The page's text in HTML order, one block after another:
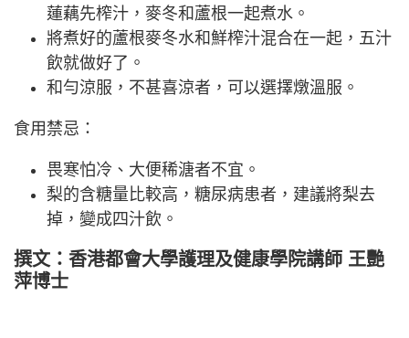
蓮藕先榨汁，麥冬和蘆根一起煮水。
將煮好的蘆根麥冬水和鮮榨汁混合在一起，五汁
飲就做好了。
和勻涼服，不甚喜涼者，可以選擇燉溫服。
食用禁忌：
畏寒怕冷、大便稀溏者不宜。
梨的含糖量比較高，糖尿病患者，建議將梨去
掉，變成四汁飲。
撰文：香港都會大學護理及健康學院講師 王艷
萍博士